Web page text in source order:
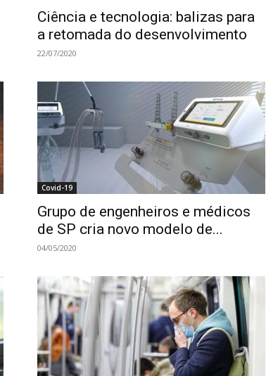
Ciência e tecnologia: balizas para
a retomada do desenvolvimento
22/07/2020
Covid-19
Grupo de engenheiros e médicos
de SP cria novo modelo de...
04/05/2020